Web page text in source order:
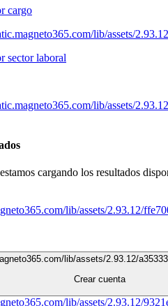
cargo
sector laboral
cargando los resultados
Crear cuenta